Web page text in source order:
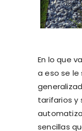
En lo que
a eso se
tarifarios y
sencillas